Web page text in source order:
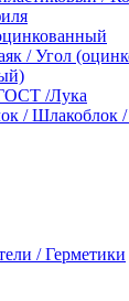
/ Угол
/Лука
/ Шлакоблок
/ Герметики